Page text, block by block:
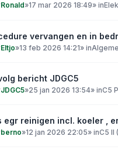
Ronald»17 mar 2026 18:49» in
vervangen en in
Eltjo»13 feb 2026 14:21» in
bericht JDGC5
JDGC5»25 jan 2026 13:54» inC5
egr reinigen incl. koeler ,
berno»12 jan 2026 22:05» inC5 II